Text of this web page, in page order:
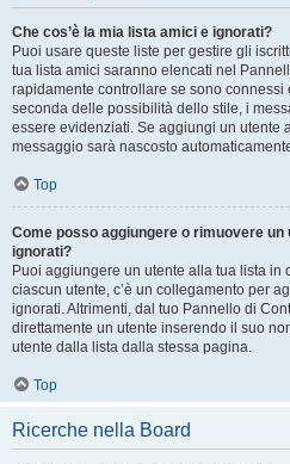
Che cos’è la mia lista amici e ignorati?
Puoi usare queste liste per gestire gli
tua lista amici saranno elencati nel
rapidamente controllare se sono connessi
seconda delle possibilità dello stile, i
essere evidenziati. Se aggiungi un utente
messaggio sarà nascosto
Top
Come posso aggiungere o rimuovere
ignorati?
Puoi aggiungere un utente alla tua lista in
ciascun utente, c’è un collegamento per
ignorati. Altrimenti, dal tuo Pannello di
direttamente un utente inserendo il suo
utente dalla lista dalla stessa pagina.
Top
Ricerche nella Board